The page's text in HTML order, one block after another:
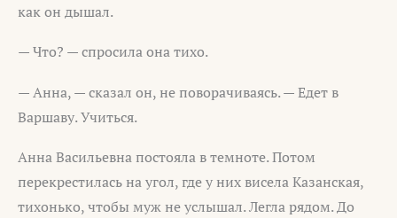
как он дышал.
— Что? — спросила она тихо.
— Анна, — сказал он, не поворачиваясь. — Едет в
Варшаву. Учиться.
Анна Васильевна постояла в темноте. Потом
перекрестилась на угол, где у них висела Казанская,
тихонько, чтобы муж не услышал. Легла рядом. До